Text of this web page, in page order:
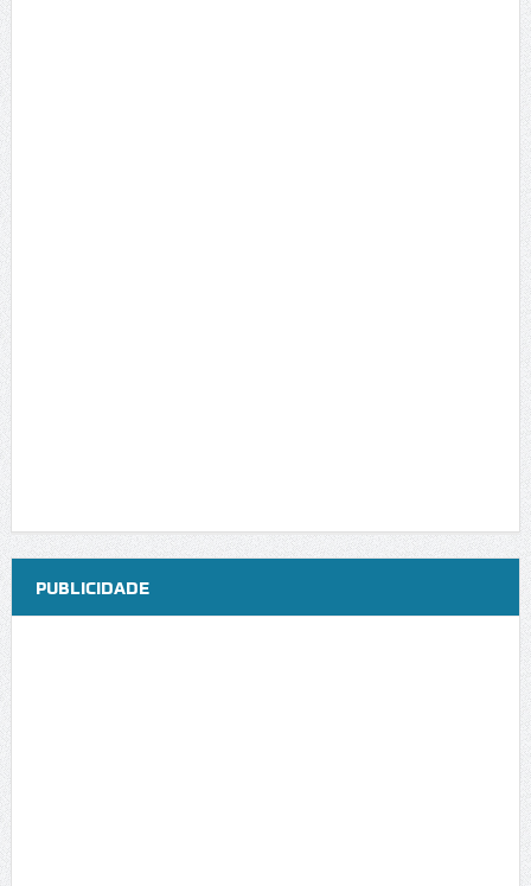
PUBLICIDADE